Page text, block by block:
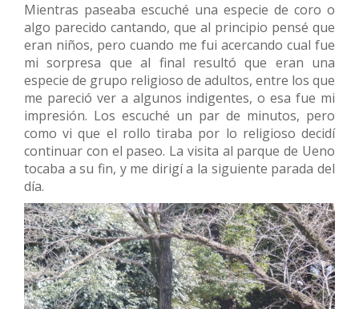
Mientras paseaba escuché una especie de coro o
algo parecido cantando, que al principio pensé que
eran niños, pero cuando me fui acercando cual fue
mi sorpresa que al final resultó que eran una
especie de grupo religioso de adultos, entre los que
me pareció ver a algunos indigentes, o esa fue mi
impresión. Los escuché un par de minutos, pero
como vi que el rollo tiraba por lo religioso decidí
continuar con el paseo. La visita al parque de Ueno
tocaba a su fin, y me dirigí a la siguiente parada del
día.